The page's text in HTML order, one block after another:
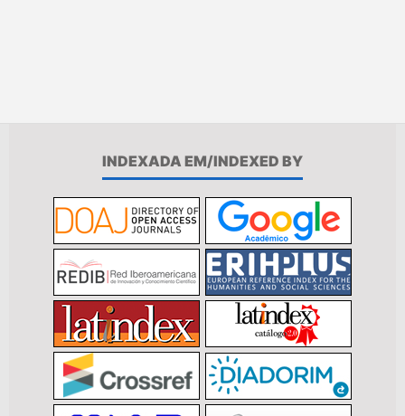
INDEXADA EM/INDEXED BY